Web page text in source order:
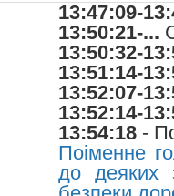
13:47:09-
13:50:21-...
13:50:32-
13:51:14-
13:52:07-
13:52:14-
13:54:18 -
Поіменне
до деяких